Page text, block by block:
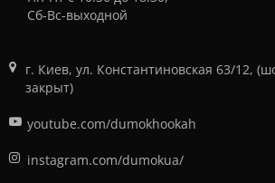
Сб-Вс-выходной
г. Киев, ул. Константиновская 63/12,
закрыт)
youtube.com/dumokhookah
instagram.com/dumokua/